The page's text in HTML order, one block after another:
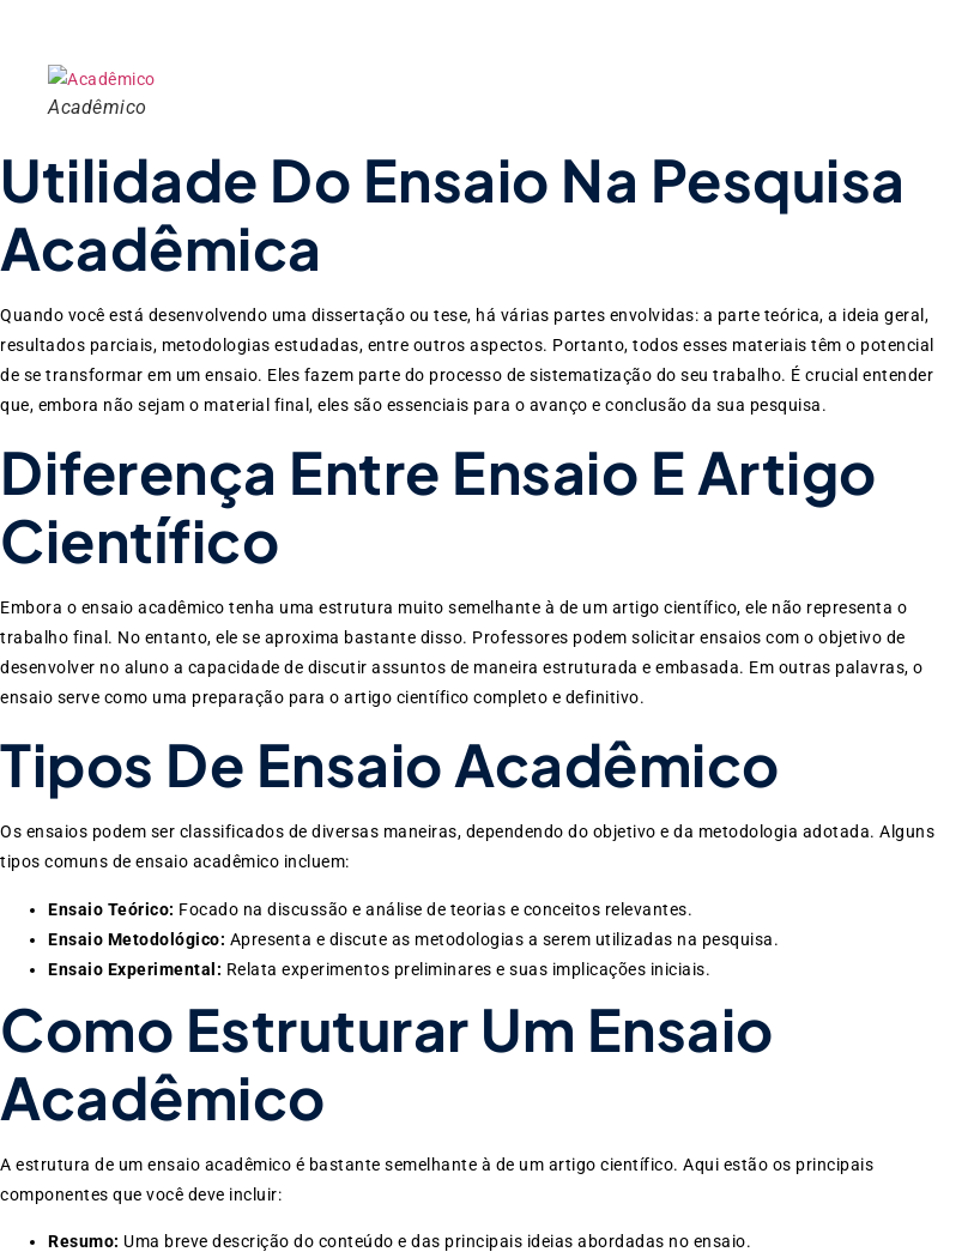
Acadêmico
Utilidade Do Ensaio Na Pesquisa
Acadêmica
Quando você está desenvolvendo uma dissertação ou tese, há várias partes envolvidas: a parte teórica, a ideia geral,
resultados parciais, metodologias estudadas, entre outros aspectos. Portanto, todos esses materiais têm o potencial
de se transformar em um ensaio. Eles fazem parte do processo de sistematização do seu trabalho. É crucial entender
que, embora não sejam o material final, eles são essenciais para o avanço e conclusão da sua pesquisa.
Diferença Entre Ensaio E Artigo
Científico
Embora o ensaio acadêmico tenha uma estrutura muito semelhante à de um artigo científico, ele não representa o
trabalho final. No entanto, ele se aproxima bastante disso. Professores podem solicitar ensaios com o objetivo de
desenvolver no aluno a capacidade de discutir assuntos de maneira estruturada e embasada. Em outras palavras, o
ensaio serve como uma preparação para o artigo científico completo e definitivo.
Tipos De Ensaio Acadêmico
Os ensaios podem ser classificados de diversas maneiras, dependendo do objetivo e da metodologia adotada. Alguns
tipos comuns de ensaio acadêmico incluem:
Ensaio Teórico: Focado na discussão e análise de teorias e conceitos relevantes.
Ensaio Metodológico: Apresenta e discute as metodologias a serem utilizadas na pesquisa.
Ensaio Experimental: Relata experimentos preliminares e suas implicações iniciais.
Como Estruturar Um Ensaio
Acadêmico
A estrutura de um ensaio acadêmico é bastante semelhante à de um artigo científico. Aqui estão os principais
componentes que você deve incluir:
Resumo: Uma breve descrição do conteúdo e das principais ideias abordadas no ensaio.